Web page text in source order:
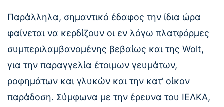
Παράλληλα, σημαντικό έδαφος την ίδια ώρα
φαίνεται να κερδίζουν οι εν λόγω πλατφόρμες
συμπεριλαμβανομένης βεβαίως και της Wolt,
για την παραγγελία έτοιμων γευμάτων,
ροφημάτων και γλυκών και την κατ’ οίκον
παράδοση. Σύμφωνα με την έρευνα του ΙΕΛΚΑ,